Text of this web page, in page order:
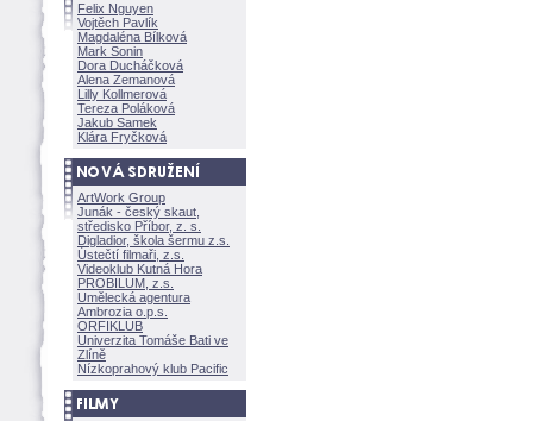
Felix Nguyen
Vojtěch Pavlík
Magdaléna Bílkov
Mark Sonin
Dora Ducháčkov
Alena Zemanov
Lilly Kollmerov
Tereza Polákov
Jakub Samek
Klára Fryčkov
ArtWork Group
Junák - český skaut,
středisko Příbor, z. s.
Digladior, škola šermu z.s.
Ústečtí filmaři, z.s.
Videoklub Kutná Hora
PROBILUM, z.s.
Umělecká agentura
Ambrozia o.p.s.
ORFIKLUB
Univerzita Tomáše Bati ve
Zlíně
Nízkoprahový klub Pacific